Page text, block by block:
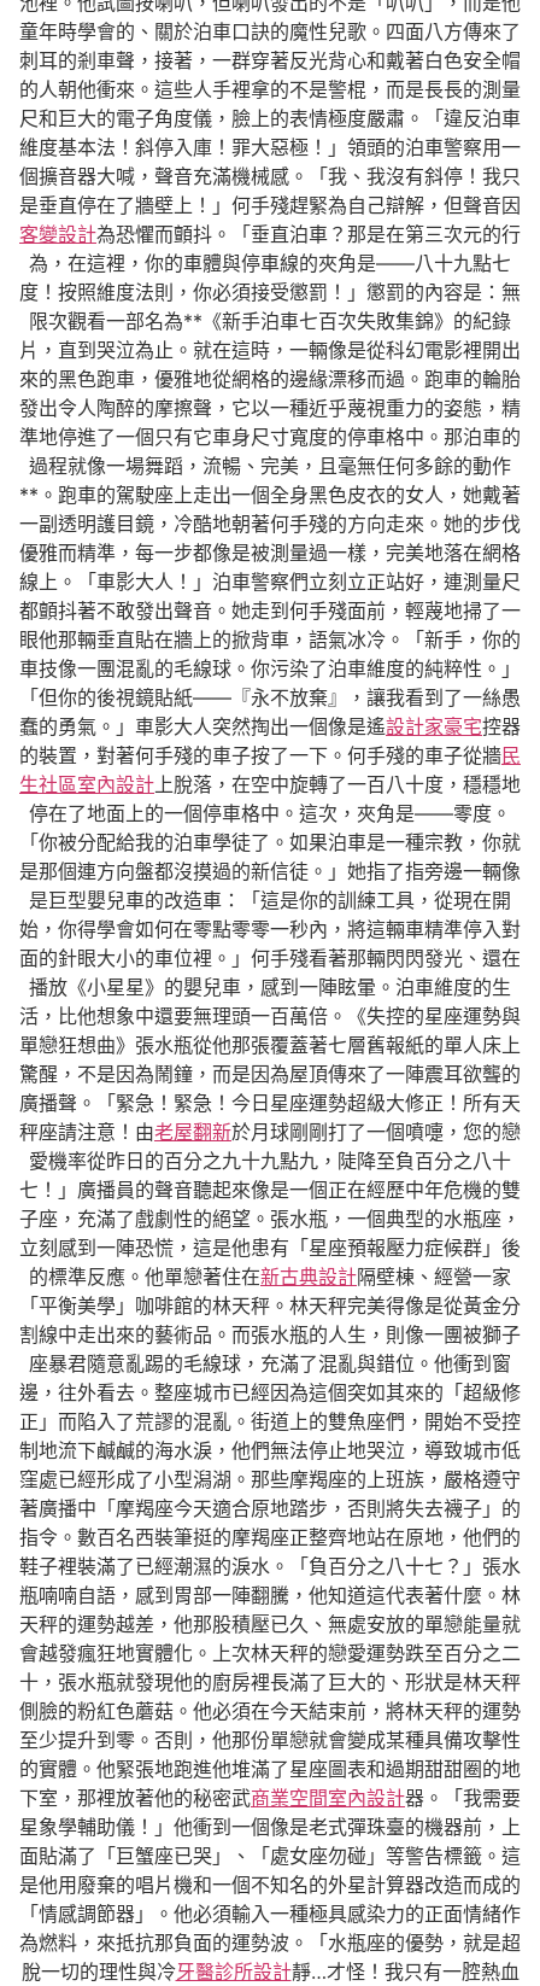
童年時學會的、關於泊車口訣的魔性兒歌。四面八方傳來了
刺耳的剎車聲，接著，一群穿著反光背心和戴著白色安全帽
的人朝他衝來。這些人手裡拿的不是警棍，而是長長的測量
尺和巨大的電子角度儀，臉上的表情極度嚴肅。「違反泊車
維度基本法！斜停入庫！罪大惡極！」領頭的泊車警察用一
個擴音器大喊，聲音充滿機械感。「我、我沒有斜停！我只
是垂直停在了牆壁上！」何手殘趕緊為自己辯解，但聲音因
客變設計為恐懼而顫抖。「垂直泊車？那是在第三次元的行
為，在這裡，你的車體與停車線的夾角是——八十九點七
度！按照維度法則，你必須接受懲罰！」懲罰的內容是：無
限次觀看一部名為**《新手泊車七百次失敗集錦》的紀錄
片，直到哭泣為止。就在這時，一輛像是從科幻電影裡開出
來的黑色跑車，優雅地從網格的邊緣漂移而過。跑車的輪胎
發出令人陶醉的摩擦聲，它以一種近乎蔑視重力的姿態，精
準地停進了一個只有它車身尺寸寬度的停車格中。那泊車的
過程就像一場舞蹈，流暢、完美，且毫無任何多餘的動作
**。跑車的駕駛座上走出一個全身黑色皮衣的女人，她戴著
一副透明護目鏡，冷酷地朝著何手殘的方向走來。她的步伐
優雅而精準，每一步都像是被測量過一樣，完美地落在網格
線上。「車影大人！」泊車警察們立刻立正站好，連測量尺
都顫抖著不敢發出聲音。她走到何手殘面前，輕蔑地掃了一
眼他那輛垂直貼在牆上的掀背車，語氣冰冷。「新手，你的
車技像一團混亂的毛線球。你污染了泊車維度的純粹性。」
「但你的後視鏡貼紙——『永不放棄』，讓我看到了一絲愚
蠢的勇氣。」車影大人突然掏出一個像是遙設計家豪宅控器
的裝置，對著何手殘的車子按了一下。何手殘的車子從牆民
生社區室內設計上脫落，在空中旋轉了一百八十度，穩穩地
停在了地面上的一個停車格中。這次，夾角是——零度。
「你被分配給我的泊車學徒了。如果泊車是一種宗教，你就
是那個連方向盤都沒摸過的新信徒。」她指了指旁邊一輛像
是巨型嬰兒車的改造車：「這是你的訓練工具，從現在開
始，你得學會如何在零點零零一秒內，將這輛車精準停入對
面的針眼大小的車位裡。」何手殘看著那輛閃閃發光、還在
播放《小星星》的嬰兒車，感到一陣眩暈。泊車維度的生
活，比他想象中還要無理頭一百萬倍。《失控的星座運勢與
單戀狂想曲》張水瓶從他那張覆蓋著七層舊報紙的單人床上
驚醒，不是因為鬧鐘，而是因為屋頂傳來了一陣震耳欲聾的
廣播聲。「緊急！緊急！今日星座運勢超級大修正！所有天
秤座請注意！由老屋翻新於月球剛剛打了一個噴嚏，您的戀
愛機率從昨日的百分之九十九點九，陡降至負百分之八十
七！」廣播員的聲音聽起來像是一個正在經歷中年危機的雙
子座，充滿了戲劇性的絕望。張水瓶，一個典型的水瓶座，
立刻感到一陣恐慌，這是他患有「星座預報壓力症候群」後
的標準反應。他單戀著住在新古典設計隔壁棟、經營一家
「平衡美學」咖啡館的林天秤。林天秤完美得像是從黃金分
割線中走出來的藝術品。而張水瓶的人生，則像一團被獅子
座暴君隨意亂踢的毛線球，充滿了混亂與錯位。他衝到窗
邊，往外看去。整座城市已經因為這個突如其來的「超級修
正」而陷入了荒謬的混亂。街道上的雙魚座們，開始不受控
制地流下鹹鹹的海水淚，他們無法停止地哭泣，導致城市低
窪處已經形成了小型潟湖。那些摩羯座的上班族，嚴格遵守
著廣播中「摩羯座今天適合原地踏步，否則將失去襪子」的
指令。數百名西裝筆挺的摩羯座正整齊地站在原地，他們的
鞋子裡裝滿了已經潮濕的淚水。「負百分之八十七？」張水
瓶喃喃自語，感到胃部一陣翻騰，他知道這代表著什麼。林
天秤的運勢越差，他那股積壓已久、無處安放的單戀能量就
會越發瘋狂地實體化。上次林天秤的戀愛運勢跌至百分之二
十，張水瓶就發現他的廚房裡長滿了巨大的、形狀是林天秤
側臉的粉紅色蘑菇。他必須在今天結束前，將林天秤的運勢
至少提升到零。否則，他那份單戀就會變成某種具備攻擊性
的實體。他緊張地跑進他堆滿了星座圖表和過期甜甜圈的地
下室，那裡放著他的秘密武商業空間室內設計器。「我需要
星象學輔助儀！」他衝到一個像是老式彈珠臺的機器前，上
面貼滿了「巨蟹座已哭」、「處女座勿碰」等警告標籤。這
是他用廢棄的唱片機和一個不知名的外星計算器改造而成的
「情感調節器」。他必須輸入一種極具感染力的正面情緒作
為燃料，來抵抗那負面的運勢波。「水瓶座的優勢，就是超
脫一切的理性與冷牙醫診所設計靜…才怪！我只有一腔熱血